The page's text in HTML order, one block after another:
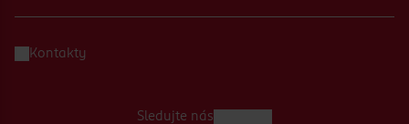
Kontakty
Sledujte nás